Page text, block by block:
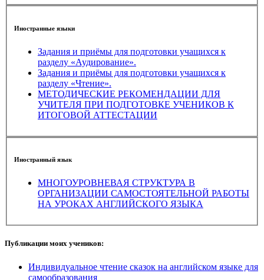
Иностранные языки
Задания и приёмы для подготовки учащихся к
разделу «Аудирование».
Задания и приёмы для подготовки учащихся к
разделу «Чтение».
МЕТОДИЧЕСКИЕ РЕКОМЕНДАЦИИ ДЛЯ
УЧИТЕЛЯ ПРИ ПОДГОТОВКЕ УЧЕНИКОВ К
ИТОГОВОЙ АТТЕСТАЦИИ
Иностранный язык
МНОГОУРОВНЕВАЯ СТРУКТУРА В
ОРГАНИЗАЦИИ САМОСТОЯТЕЛЬНОЙ РАБОТЫ
НА УРОКАХ АНГЛИЙСКОГО ЯЗЫКА
Публикации моих учеников:
Индивидуальное чтение сказок на английском языке для
самообразования